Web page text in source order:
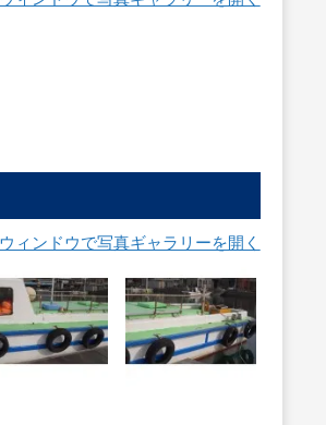
ィンドウで写真ギャラリーを開く